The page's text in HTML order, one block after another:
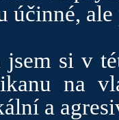
účinné, ale
jsem si v
na
a